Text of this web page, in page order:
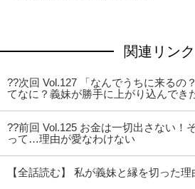
関連リンク
??次回 Vol.127 「なんでうちに来るの
てなに？義妹が勝手に上がり込んでき
??前回 Vol.125 お金は一切出さない！
って…理由が愛なわけない
【全話読む】 私が義妹と縁を切った理